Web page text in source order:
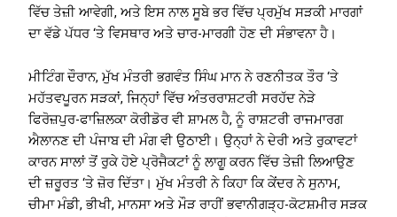
ਵਿੱਚ ਤੇਜ਼ੀ ਆਵੇਗੀ, ਅਤੇ ਇਸ ਨਾਲ ਸੂਬੇ ਭਰ ਵਿੱਚ ਪ੍ਰਮੁੱਖ ਸੜਕੀ ਮਾਰਗਾਂ
ਦਾ ਵੱਡੇ ਪੱਧਰ ‘ਤੇ ਵਿਸਥਾਰ ਅਤੇ ਚਾਰ-ਮਾਰਗੀ ਹੋਣ ਦੀ ਸੰਭਾਵਨਾ ਹੈ।
ਮੀਟਿੰਗ ਦੌਰਾਨ, ਮੁੱਖ ਮੰਤਰੀ ਭਗਵੰਤ ਸਿੰਘ ਮਾਨ ਨੇ ਰਣਨੀਤਕ ਤੌਰ ‘ਤੇ
ਮਹੱਤਵਪੂਰਨ ਸੜਕਾਂ, ਜਿਨ੍ਹਾਂ ਵਿੱਚ ਅੰਤਰਰਾਸ਼ਟਰੀ ਸਰਹੱਦ ਨੇੜੇ
ਫਿਰੋਜ਼ਪੁਰ-ਫਾਜ਼ਿਲਕਾ ਕੋਰੀਡੋਰ ਵੀ ਸ਼ਾਮਲ ਹੈ, ਨੂੰ ਰਾਸ਼ਟਰੀ ਰਾਜਮਾਰਗ
ਐਲਾਨਣ ਦੀ ਪੰਜਾਬ ਦੀ ਮੰਗ ਵੀ ਉਠਾਈ। ਉਨ੍ਹਾਂ ਨੇ ਦੇਰੀ ਅਤੇ ਰੁਕਾਵਟਾਂ
ਕਾਰਨ ਸਾਲਾਂ ਤੋਂ ਰੁਕੇ ਹੋਏ ਪ੍ਰੋਜੈਕਟਾਂ ਨੂੰ ਲਾਗੂ ਕਰਨ ਵਿੱਚ ਤੇਜ਼ੀ ਲਿਆਉਣ
ਦੀ ਜ਼ਰੂਰਤ ‘ਤੇ ਜ਼ੋਰ ਦਿੱਤਾ। ਮੁੱਖ ਮੰਤਰੀ ਨੇ ਕਿਹਾ ਕਿ ਕੇਂਦਰ ਨੇ ਸੁਨਾਮ,
ਚੀਮਾ ਮੰਡੀ, ਭੀਖੀ, ਮਾਨਸਾ ਅਤੇ ਮੌੜ ਰਾਹੀਂ ਭਵਾਨੀਗੜ੍ਹ-ਕੋਟਸ਼ਮੀਰ ਸੜਕ